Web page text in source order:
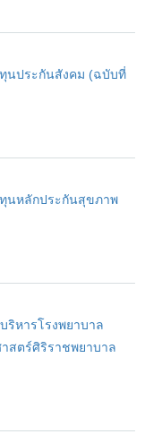
นประกันสังคม (ฉบับที่
นหลักประกันสุขภาพ
ริหารโรงพยาบาล
สตร์ศิริราชพยาบาล